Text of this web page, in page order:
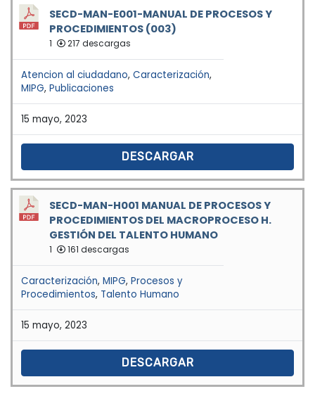
SECD-MAN-E001-MANUAL DE PROCESOS Y
PROCEDIMIENTOS (003)
1 217 descargas
Atencion al ciudadano, Caracterización,
MIPG, Publicaciones
15 mayo, 2023
DESCARGAR
SECD-MAN-H001 MANUAL DE PROCESOS Y
PROCEDIMIENTOS DEL MACROPROCESO H.
GESTIÓN DEL TALENTO HUMANO
1 161 descargas
Caracterización, MIPG, Procesos y
Procedimientos, Talento Humano
15 mayo, 2023
DESCARGAR